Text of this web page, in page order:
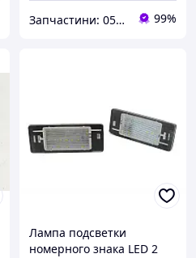
Запчастини: 0505243073 та обладнання: 0669705589 99%
Лампа подсветки
номерного знака LED 2